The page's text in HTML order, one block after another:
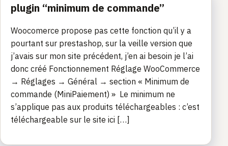
plugin “minimum de commande”
Woocomerce propose pas cette fonction qu’il y a
pourtant sur prestashop, sur la veille version que
j’avais sur mon site précédent, j’en ai besoin je l’ai
donc créé Fonctionnement Réglage WooCommerce
→ Réglages → Général → section « Minimum de
commande (MiniPaiement) » Le minimum ne
s’applique pas aux produits téléchargeables : c’est
téléchargeable sur le site ici […]